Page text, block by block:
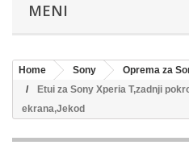
MENI
Home Sony
Oprema za
Etui za Sony Xperia T,zadnji
ekrana,Jekod